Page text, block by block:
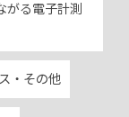
がる電子計測
・その他